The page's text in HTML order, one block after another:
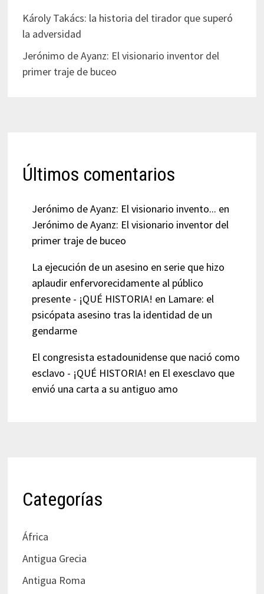
Károly Takács: la historia del tirador que superó
la adversidad
Jerónimo de Ayanz: El visionario inventor del
primer traje de buceo
Últimos comentarios
Jerónimo de Ayanz: El visionario invento... en
Jerónimo de Ayanz: El visionario inventor del
primer traje de buceo
La ejecución de un asesino en serie que hizo
aplaudir enfervorecidamente al público
presente - ¡QUÉ HISTORIA! en Lamare: el
psicópata asesino tras la identidad de un
gendarme
El congresista estadounidense que nació como
esclavo - ¡QUÉ HISTORIA! en El exesclavo que
envió una carta a su antiguo amo
Categorías
África
Antigua Grecia
Antigua Roma